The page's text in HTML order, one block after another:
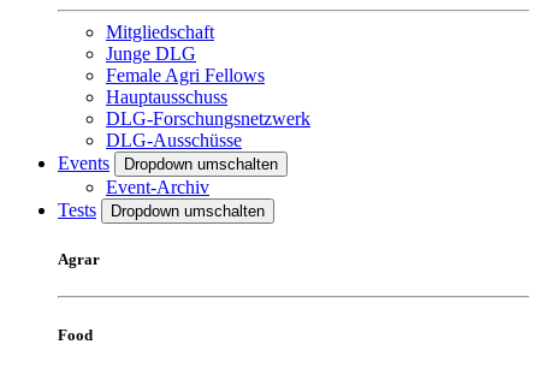
Mitgliedschaft
Junge DLG
Female Agri Fellows
Hauptausschuss
DLG-Forschungsnetzwerk
DLG-Ausschüsse
Events
Dropdown umschalten
Event-Archiv
Tests
Dropdown umschalten
Agrar
Food